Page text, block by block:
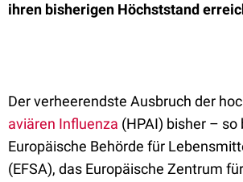
ihren bisherigen Höchststand
Der verheerendste Ausbruch der
aviären Influenza (HPAI) bisher – so
Europäische Behörde für
(EFSA), das Europäische Zentrum